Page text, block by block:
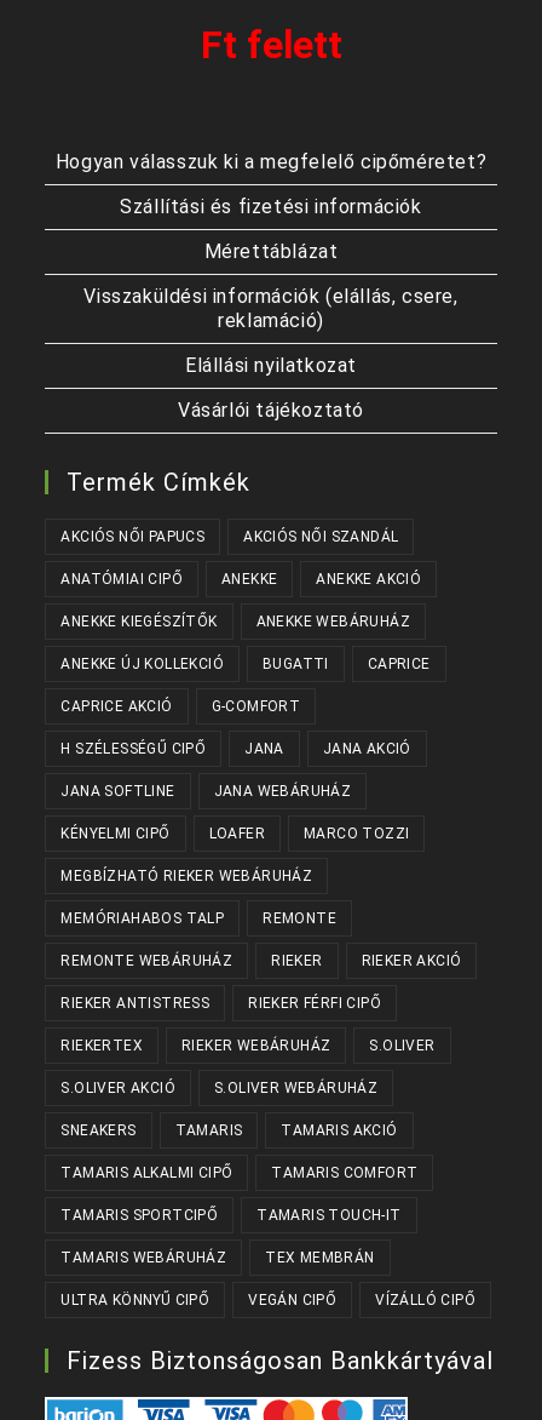
Ft felett
Hogyan válasszuk ki a megfelelő cipőméretet?
Szállítási és fizetési információk
Mérettáblázat
Visszaküldési információk (elállás, csere,
reklamáció)
Elállási nyilatkozat
Vásárlói tájékoztató
Termék Címkék
AKCIÓS NŐI PAPUCS AKCIÓS NŐI SZANDÁL
ANATÓMIAI CIPŐ ANEKKE ANEKKE AKCIÓ
ANEKKE KIEGÉSZÍTŐK ANEKKE WEBÁRUHÁZ
ANEKKE ÚJ KOLLEKCIÓ BUGATTI CAPRICE
CAPRICE AKCIÓ G-COMFORT
H SZÉLESSÉGŰ CIPŐ JANA JANA AKCIÓ
JANA SOFTLINE JANA WEBÁRUHÁZ
KÉNYELMI CIPŐ LOAFER MARCO TOZZI
MEGBÍZHATÓ RIEKER WEBÁRUHÁZ
MEMÓRIAHABOS TALP REMONTE
REMONTE WEBÁRUHÁZ RIEKER RIEKER AKCIÓ
RIEKER ANTISTRESS RIEKER FÉRFI CIPŐ
RIEKERTEX RIEKER WEBÁRUHÁZ S.OLIVER
S.OLIVER AKCIÓ S.OLIVER WEBÁRUHÁZ
SNEAKERS TAMARIS TAMARIS AKCIÓ
TAMARIS ALKALMI CIPŐ TAMARIS COMFORT
TAMARIS SPORTCIPŐ TAMARIS TOUCH-IT
TAMARIS WEBÁRUHÁZ TEX MEMBRÁN
ULTRA KÖNNYŰ CIPŐ VEGÁN CIPŐ VÍZÁLLÓ CIPŐ
Fizess Biztonságosan Bankkártyával